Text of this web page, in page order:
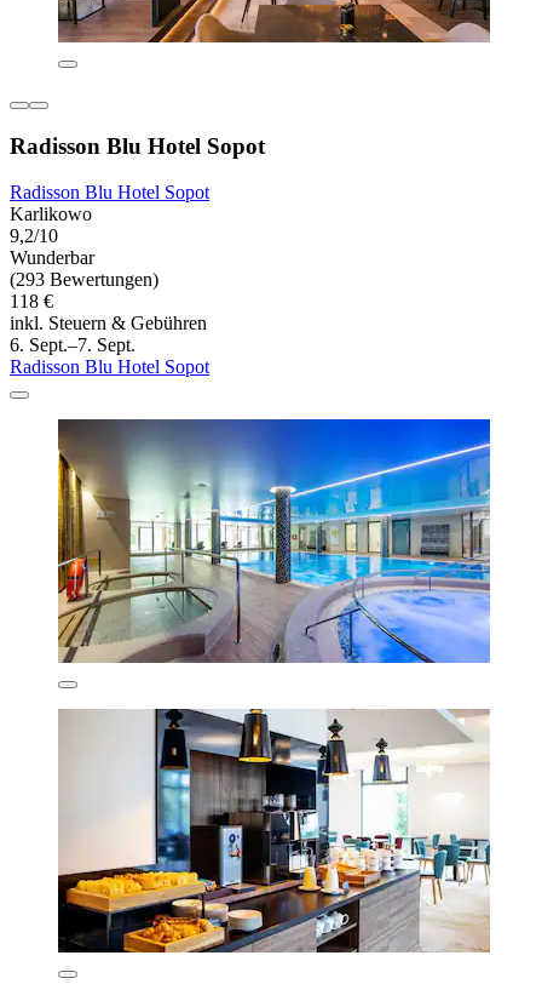
Radisson Blu Hotel Sopot
Radisson Blu Hotel Sopot
Karlikowo
9,2/10
Wunderbar
(293 Bewertungen)
118 €
inkl. Steuern & Gebühren
6. Sept.–7. Sept.
Radisson Blu Hotel Sopot